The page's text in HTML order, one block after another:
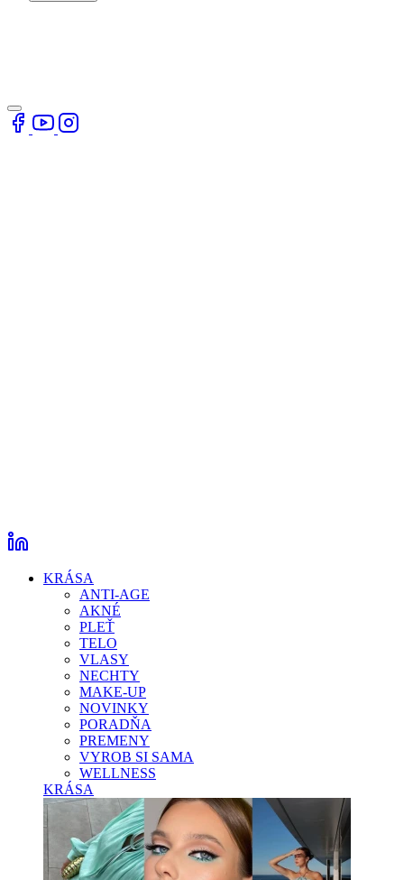
KRÁSA
ANTI-AGE
AKNÉ
PLEŤ
TELO
VLASY
NECHTY
MAKE-UP
NOVINKY
PORADŇA
PREMENY
VYROB SI SAMA
WELLNESS
KRÁSA